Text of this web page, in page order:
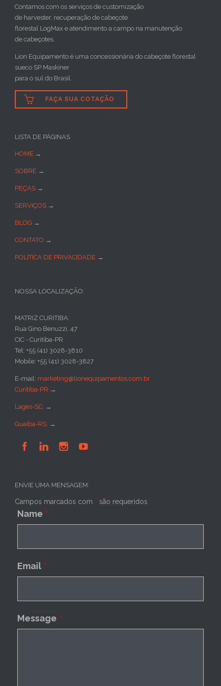
Contamos com os serviços de customização
de harvester, recuperação de cabeçote
florestal LogMax e atendimento a campo na manutenção
de cabeçotes.
Lion Equipamento é uma concessionária do cabeçote florestal
sueco SP Maskiner
para o sul do Brasil.
 FAÇA SUA COTAÇÃO
LISTA DE PÁGINAS
HOME →
SOBRE →
PEÇAS →
SERVIÇOS →
BLOG →
CONTATO →
POLÍTICA DE PRIVACIDADE →
NOSSA LOCALIZAÇÃO:
MATRIZ CURITIBA:
Rua Gino Benuzzi, 47
CIC - Curitiba-PR
Tel: +55 (41) 3028-3810
Mobile: +55 (41) 3028-3827
E-mail: marketing@lionequipamentos.com.br
Curitiba-PR →
Lages-SC: →
Guaíba-RS: →
   
ENVIE UMA MENSAGEM:
Campos marcados com * são requeridos
Name *
Email *
Message *